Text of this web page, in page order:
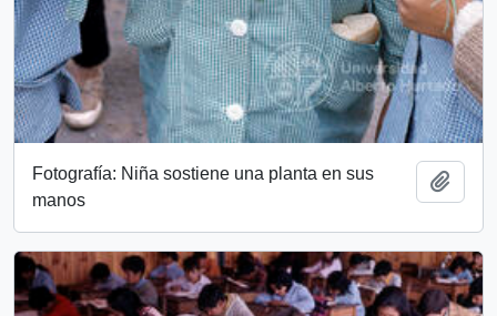
Fotografía: Niña sostiene una planta en sus
manos